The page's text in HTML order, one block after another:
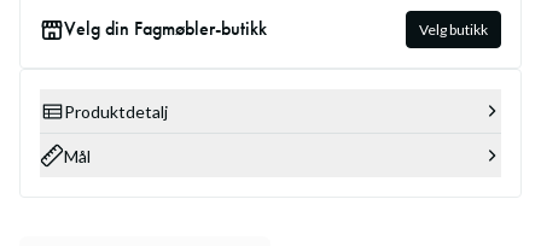
Velg din Fagmøbler-butikk Velg butikk
Produktdetalj
Mål